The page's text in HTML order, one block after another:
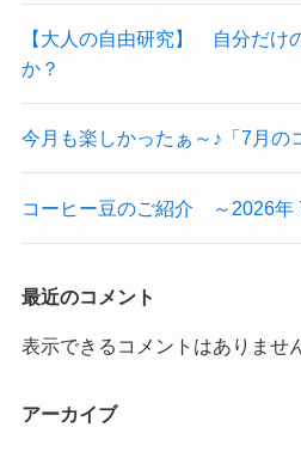
【大人の自由研究】 自分だけ
か？
今月も楽しかったぁ～♪「7月の
コーヒー豆のご紹介 ～2026年
最近のコメント
表示できるコメントはありませ
アーカイブ